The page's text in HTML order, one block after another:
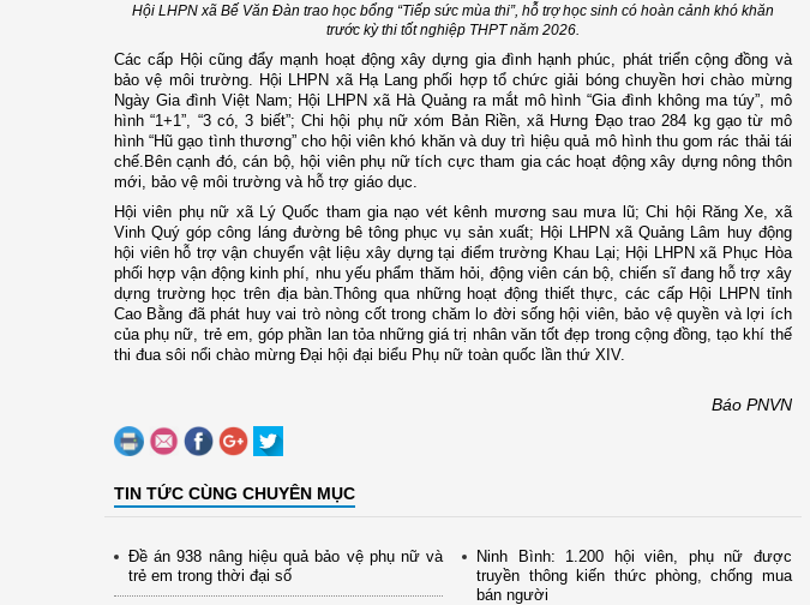
Hội LHPN xã Bế Văn Đàn trao học bổng “Tiếp sức mùa thi”, hỗ trợ học sinh có hoàn cảnh khó khăn
trước kỳ thi tốt nghiệp THPT năm 2026.
Các cấp Hội cũng đẩy mạnh hoạt động xây dựng gia đình hạnh phúc, phát triển cộng đồng và
bảo vệ môi trường. Hội LHPN xã Hạ Lang phối hợp tổ chức giải bóng chuyền hơi chào mừng
Ngày Gia đình Việt Nam; Hội LHPN xã Hà Quảng ra mắt mô hình “Gia đình không ma túy”, mô
hình “1+1”, “3 có, 3 biết”; Chi hội phụ nữ xóm Bản Riền, xã Hưng Đạo trao 284 kg gạo từ mô
hình “Hũ gạo tình thương” cho hội viên khó khăn và duy trì hiệu quả mô hình thu gom rác thải tái
chế.Bên cạnh đó, cán bộ, hội viên phụ nữ tích cực tham gia các hoạt động xây dựng nông thôn
mới, bảo vệ môi trường và hỗ trợ giáo dục.
Hội viên phụ nữ xã Lý Quốc tham gia nạo vét kênh mương sau mưa lũ; Chi hội Răng Xe, xã
Vinh Quý góp công láng đường bê tông phục vụ sản xuất; Hội LHPN xã Quảng Lâm huy động
hội viên hỗ trợ vận chuyển vật liệu xây dựng tại điểm trường Khau Lại; Hội LHPN xã Phục Hòa
phối hợp vận động kinh phí, nhu yếu phẩm thăm hỏi, động viên cán bộ, chiến sĩ đang hỗ trợ xây
dựng trường học trên địa bàn.Thông qua những hoạt động thiết thực, các cấp Hội LHPN tỉnh
Cao Bằng đã phát huy vai trò nòng cốt trong chăm lo đời sống hội viên, bảo vệ quyền và lợi ích
của phụ nữ, trẻ em, góp phần lan tỏa những giá trị nhân văn tốt đẹp trong cộng đồng, tạo khí thế
thi đua sôi nổi chào mừng Đại hội đại biểu Phụ nữ toàn quốc lần thứ XIV.
Báo PNVN
TIN TỨC CÙNG CHUYÊN MỤC
Đề án 938 nâng hiệu quả bảo vệ phụ nữ và
trẻ em trong thời đại số
Ninh Bình: 1.200 hội viên, phụ nữ được
truyền thông kiến thức phòng, chống mua
bán người